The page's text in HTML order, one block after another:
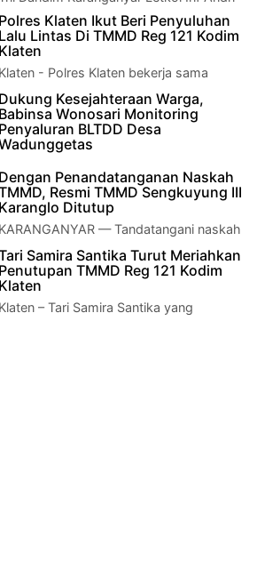
S.I.P., pantau jalan TMM…
Polres Klaten Ikut Beri Penyuluhan
Lalu Lintas Di TMMD Reg 121 Kodim
Klaten
Klaten - Polres Klaten bekerja sama
dengan Satgas TMMD Reguler 121 Kodim
penyuluhan lalu lintas d…
Dukung Kesejahteraan Warga,
Babinsa Wonosari Monitoring
Penyaluran BLTDD Desa
22 Wonosari Kodim 0723 Klaten,
Dengan Penandatanganan Naskah
Resmi TMMD Sengkuyung III
Karanglo Ditutup
KARANGANYAR — Tandatangani naskah
Sengkuyung III tahun 2024 Kodim
Letkol Inf Andri Army Yud…
Samira Santika Turut Meriahkan
Penutupan TMMD Reg 121 Kodim
Klaten
Klaten – Tari Samira Santika yang